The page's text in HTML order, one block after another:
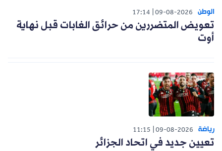
الوطن 09-08-2026
17:14
تعويض المتضررين من حرائق الغابات قبل نهاية
أوت
رياضة 09-08-2026
11:15
تعيين جديد في اتحاد الجزائر